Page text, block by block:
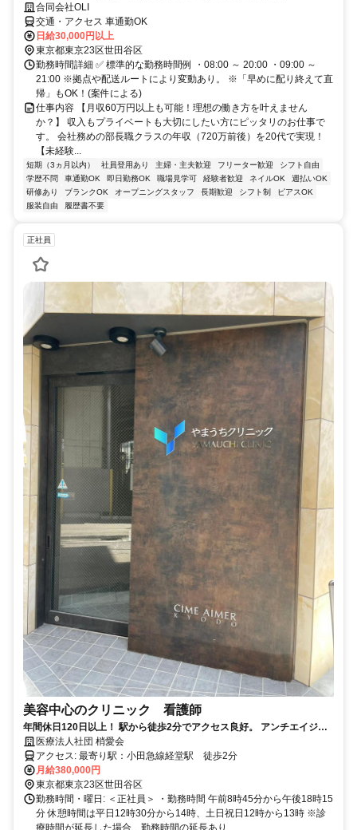
合同会社OLI
交通・アクセス 車通勤OK
日給30,000円以上
東京都東京23区世田谷区
勤務時間詳細 ✅ 標準的な勤務時間例 ・08:00 ～ 20:00 ・09:00 ～
21:00 ※拠点や配送ルートにより変動あり。 ※「早めに配り終えて直
帰」もOK！(案件による)
仕事内容 【月収60万円以上も可能！理想の働き方を叶えません
か？】 収入もプライベートも大切にしたい方にピッタリのお仕事で
す。 会社務めの部長職クラスの年収（720万前後）を20代で実現！
【未経験...
短期（3ヵ月以内） 社員登用あり 主婦・主夫歓迎 フリーター歓迎
シフト自由
学歴不問
車通勤OK 即日勤務OK 職場見学可 経験者歓迎 ネイルOK
週払いOK
研修あり
ブランクOK オープニングスタッフ 長期歓迎 シフト制
ピアスOK
服装自由
履歴書不要
正社員
美容中心のクリニック 看護師
年間休日120日以上！ 駅から徒歩2分でアクセス良好。 アンチエイジン
グ診療が人気のクリニックです！
医療法人社団 梢愛会
アクセス: 最寄り駅：小田急線経堂駅 徒歩2分
月給380,000円
東京都東京23区世田谷区
勤務時間・曜日: ＜正社員＞ ・勤務時間 午前8時45分から午後18時15
分 休憩時間は平日12時30分から14時、土日祝日12時から13時 ※診
療時間が延長した場合、勤務時間の延長あり